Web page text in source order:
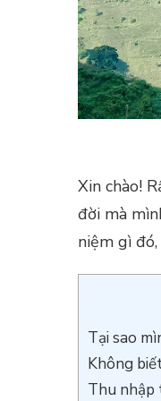
Xin chào!
đời mà
niệm gì
Tại sao
Không
Thu nhập